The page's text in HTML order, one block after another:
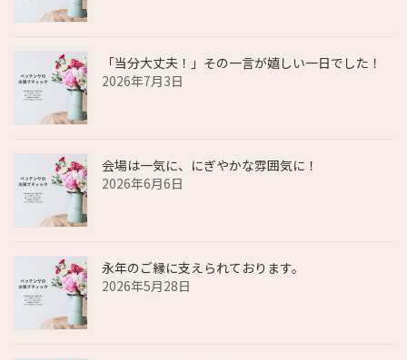
「当分大丈夫！」その一言が嬉しい一日でした！
2026年7月3日
会場は一気に、にぎやかな雰囲気に！
2026年6月6日
永年のご縁に支えられております。
2026年5月28日